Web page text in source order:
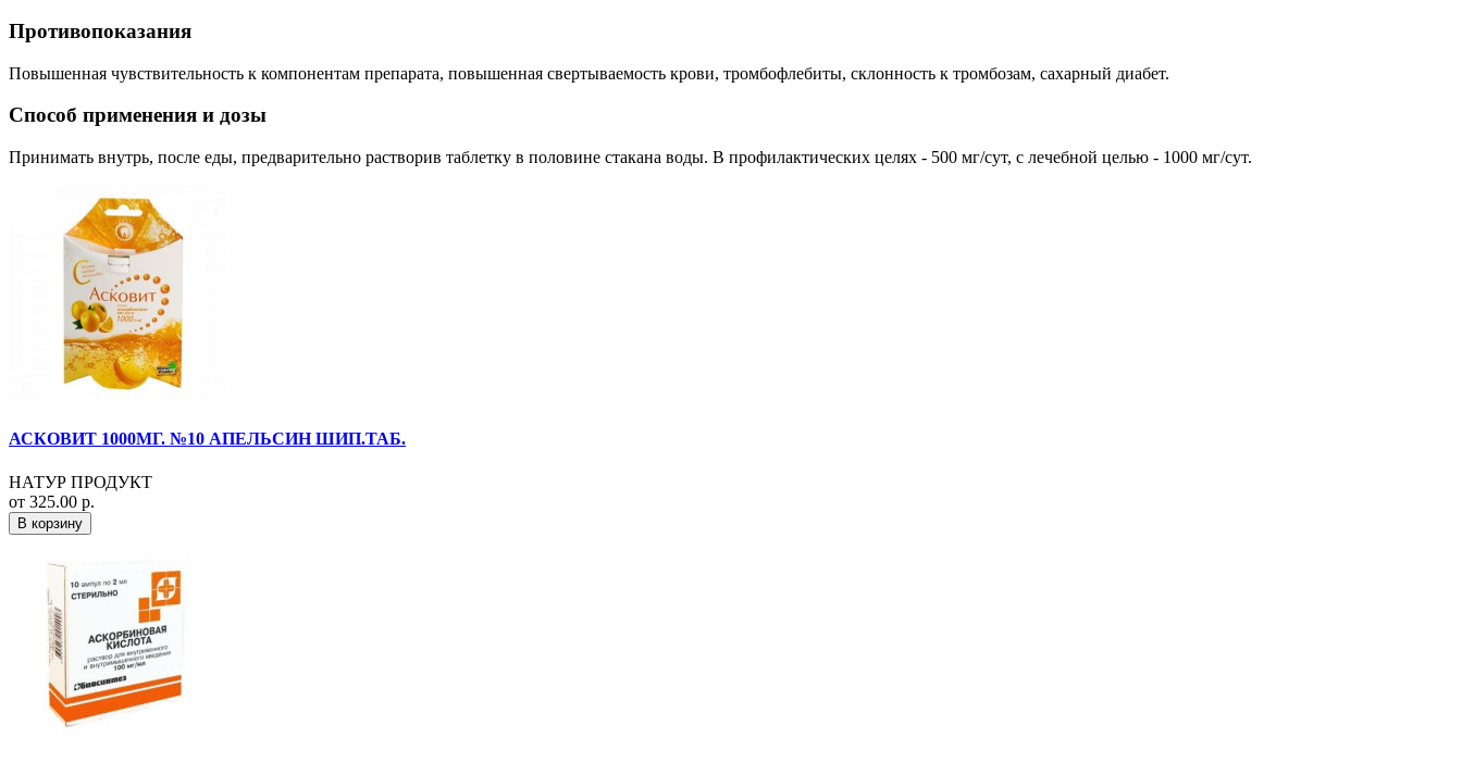
Противопоказания
Повышенная чувствительность к компонентам препарата, повышенная свертываемость крови, тромбофлебиты, склонность к тромбозам, сахарный диабет.
Способ применения и дозы
Принимать внутрь, после еды, предварительно растворив таблетку в половине стакана воды. В профилактических целях - 500 мг/сут, с лечебной целью - 1000 мг/сут.
АСКОВИТ 1000МГ. №10 АПЕЛЬСИН ШИП.ТАБ.
НАТУР ПРОДУКТ
от 325.00 р.
В корзину